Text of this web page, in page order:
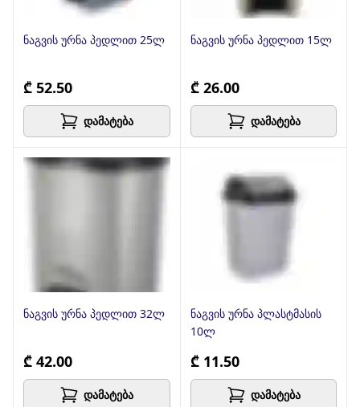
ნაგვის ურნა პედლით 25ლ
₾ 52.50
დამატება
ნაგვის ურნა პედლით 15ლ
₾ 26.00
დამატება
ნაგვის ურნა პედლით 32ლ
₾ 42.00
დამატება
ნაგვის ურნა პლასტმასის
10ლ
₾ 11.50
დამატება